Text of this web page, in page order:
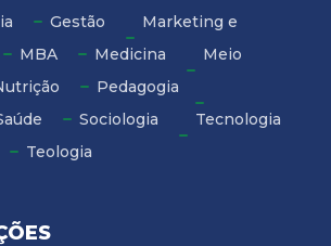
Gestão
Marketing e
MBA Medicina
Meio
Pedagogia
Sociologia
Tecnologia
Teologia